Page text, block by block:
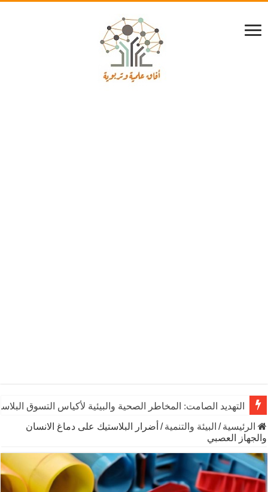
التهديد الصامت: المخاطر الصحية والبيئية لأكياس التسوق
الرئيسية / البيئة والتنمية / أضرار البلاستيك على دماغ الانسان
والجهاز العصبي